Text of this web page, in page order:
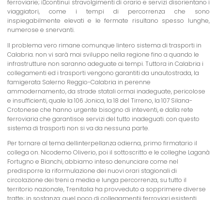
ferroviarie; icontinui stravolgimenti di orario e servizi disorientano i
viaggiatori, come i tempi di percorrenza che sono
inspiegabilmente elevati e le fermate risultano spesso lunghe,
numerose e snervanti.
Il problema vero rimane comunque lintero sistema di trasporti in
Calabria. non vi sarà mai sviluppo nella regione fino a quando le
infrastrutture non saranno adeguate ai tempi. Tuttora in Calabria i
collegamenti ed i trasporti vengono garantiti da unautostrada, la
famigerata Salerno Reggio-Calabria in perenne
ammodernamento, da strade statali ormai inadeguate, pericolose
e insufficienti, quale la 106 Jonica, la 18 del Tirreno, la 107 Silana-
Crotonese che hanno urgente bisogno di inteventi, e dalla rete
ferroviaria che garantisce servizi del tutto inadeguati. con questo
sistema di trasporti non si va da nessuna parte.
Per tornare al tema dellinterpellanza odierna, primo firmatario il
collega on. Nicodemo Oliverio, poi il sottoscritto e le colleghe Laganà
Fortugno e Bianchi, abbiamo inteso denunciare come nel
predisporre la riformulazione dei nuovi orari stagionali di
circolazione dei treni a media e lunga percorrenza, su tutto il
territorio nazionale, Trenitalia ha provveduto a sopprimere diverse
tratte; in sostanza: quel poco di collegamentii ferroviari esistenti